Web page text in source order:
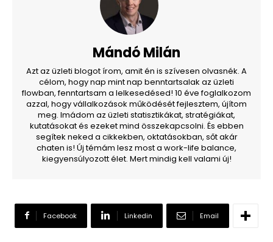
Mándó Milán
Azt az üzleti blogot írom, amit én is szívesen olvasnék. A
célom, hogy nap mint nap benntartsalak az üzleti
flowban, fenntartsam a lelkesedésed! 10 éve foglalkozom
azzal, hogy vállalkozások működését fejlesztem, újítom
meg. Imádom az üzleti statisztikákat, stratégiákat,
kutatásokat és ezeket mind összekapcsolni. És ebben
segítek neked a cikkekben, oktatásokban, sőt akár
chaten is! Új témám lesz most a work-life balance,
kiegyensúlyozott élet. Mert mindig kell valami új!
Facebook Linkedin Email